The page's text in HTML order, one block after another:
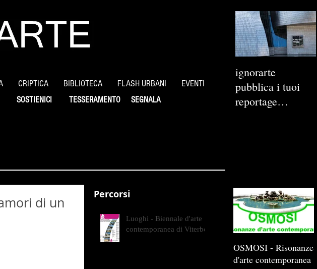
CRIPTICA BIBLIOTECA FLASH URBANI EVENTI
SOSTIENICI SEGNALA
TESSERAMENTO
ignorarte
pubblica i tuoi
reportage
di un
Percorsi
Luoghi - Biennale d'arte
contemporanea di Viterbo
OSMOSI - Risonanze
d'arte contemporanea